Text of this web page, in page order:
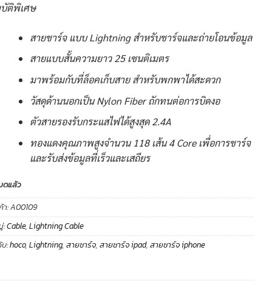
ติพิเศษ
สายชาร์จ แบบ Lightning สำหรับชาร์จและถ่ายโอนข้อมูล
สายแบบสั้นความยาว 25 เซนติเมตร
มาพร้อมกับที่ล็อคเก็บสาย สำหรับพกพาได้สะดวก
วัสดุด้านนอกเป็น Nylon Fiber ถักทนต่อการบิดงอ
ตัวสายรองรับกระแสไฟได้สูงสุด 2.4A
ทองแดงคุณภาพสูงจำนวน 118 เส้น 4 Core เพื่อการชาร์จ
และรับส่งข้อมูลที่เร็วและเสถียร
ดแล้ว
:A00109
:Cable, Lightning Cable
:hoco, Lightning, สายชาร์จ, สายชาร์จ ipad, สายชาร์จ iphone